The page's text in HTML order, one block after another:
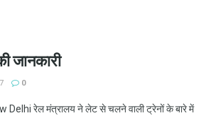
जानकारी
0
रेल मंत्रालय ने लेट से चलने वाली ट्रेनों के बारे में